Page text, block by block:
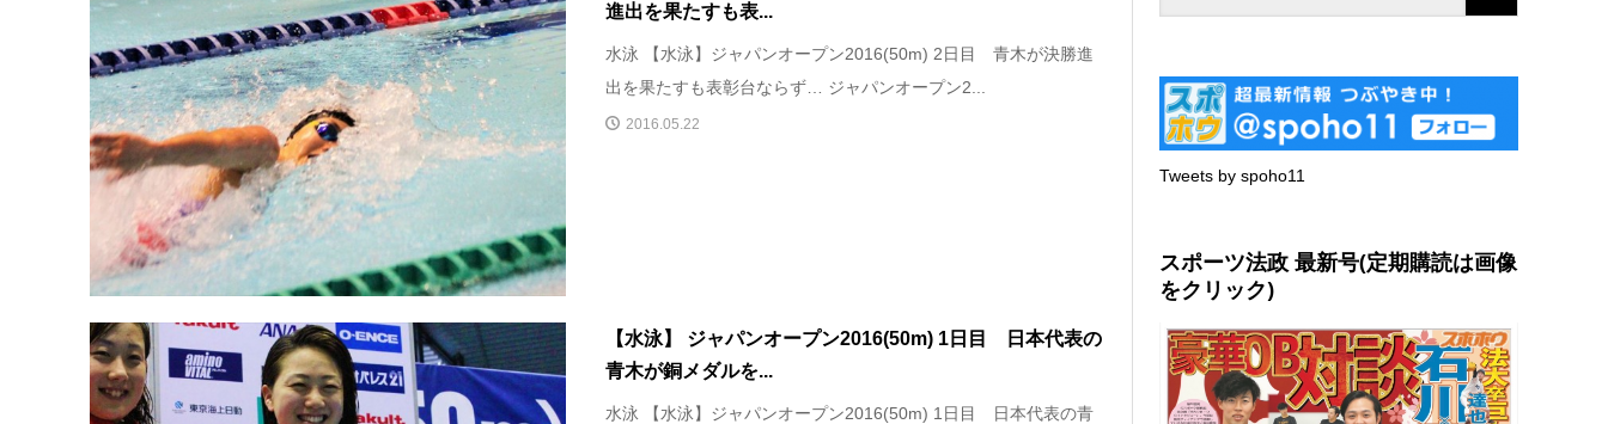
進出を果たすも表...
水泳 【水泳】ジャパンオープン2016(50m) 2日目 青木が決勝進
出を果たすも表彰台ならず… ジャパンオープン2...
2016.05.22
【水泳】 ジャパンオープン2016(50m) 1日目 日本代表の
青木が銅メダルを...
水泳 【水泳】ジャパンオープン2016(50m) 1日目 日本代表の青
Tweets by spoho11
スポーツ法政 最新号(定期購読は画像
をクリック)